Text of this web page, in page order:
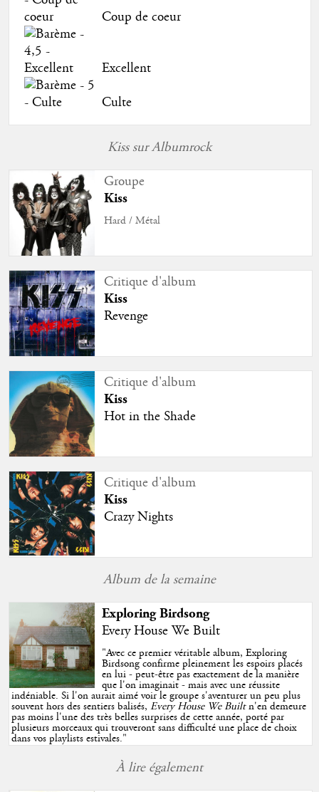
Coup de coeur
Excellent
Culte
Kiss sur Albumrock
Groupe
Kiss
Hard / Métal
Critique d'album
Kiss
Revenge
Critique d'album
Kiss
Hot in the Shade
Critique d'album
Kiss
Crazy Nights
Album de la semaine
Exploring Birdsong
Every House We Built
"Avec ce premier véritable album, Exploring
Birdsong confirme pleinement les espoirs placés
en lui - peut-être pas exactement de la manière
que l'on imaginait - mais avec une réussite
indéniable. Si l'on aurait aimé voir le groupe s'aventurer un peu plus
souvent hors des sentiers balisés,Every House We Builtn'en demeure
pas moins l'une des très belles surprises de cette année, porté par
plusieurs morceaux qui trouveront sans difficulté une place de choix
dans vos playlists estivales."
À lire également